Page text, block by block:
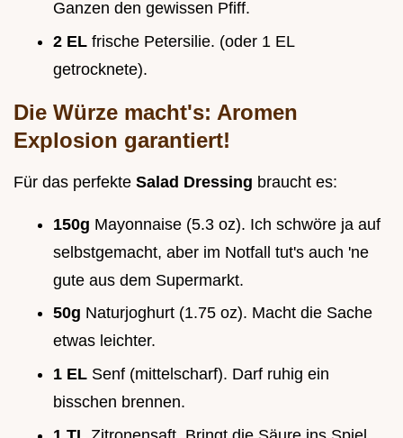
Ganzen den gewissen Pfiff.
2 EL frische Petersilie. (oder 1 EL
getrocknete).
Die Würze macht's: Aromen
Explosion garantiert!
Für das perfekte Salad Dressing braucht es:
150g Mayonnaise (5.3 oz). Ich schwöre ja auf
selbstgemacht, aber im Notfall tut's auch 'ne
gute aus dem Supermarkt.
50g Naturjoghurt (1.75 oz). Macht die Sache
etwas leichter.
1 EL Senf (mittelscharf). Darf ruhig ein
bisschen brennen.